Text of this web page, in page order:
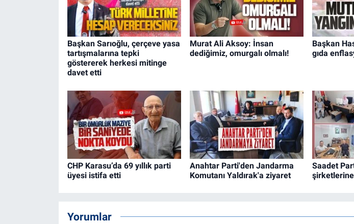
Başkan Sarıoğlu, çerçeve yasa
tartışmalarına tepki
göstererek herkesi mitinge
davet etti
Murat Ali Aksoy: İnsan
dediğimiz, omurgalı olmalı!
Başkan
gıda
CHP Karasu’da 69 yıllık parti
üyesi istifa etti
Anahtar Parti'den Jandarma
Komutanı Yaldırak'a ziyaret
Saadet
Yorumlar